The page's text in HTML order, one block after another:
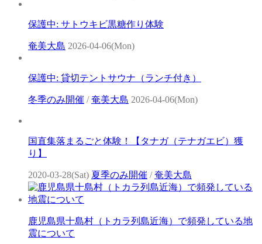
保護中: サトウキビ黒糖作り体験
奄美大島 2026-04-06(Mon)
保護中: 貸切テントサウナ（ランチ付き）
冬季のみ開催 /奄美大島 2026-04-06(Mon)
国直集落まるごと体験！【タナガ（テナガエビ）獲
り】
2020-03-28(Sat) 夏季のみ開催 /奄美大島
鹿児島県十島村（トカラ列島近海）で頻発している地
震について